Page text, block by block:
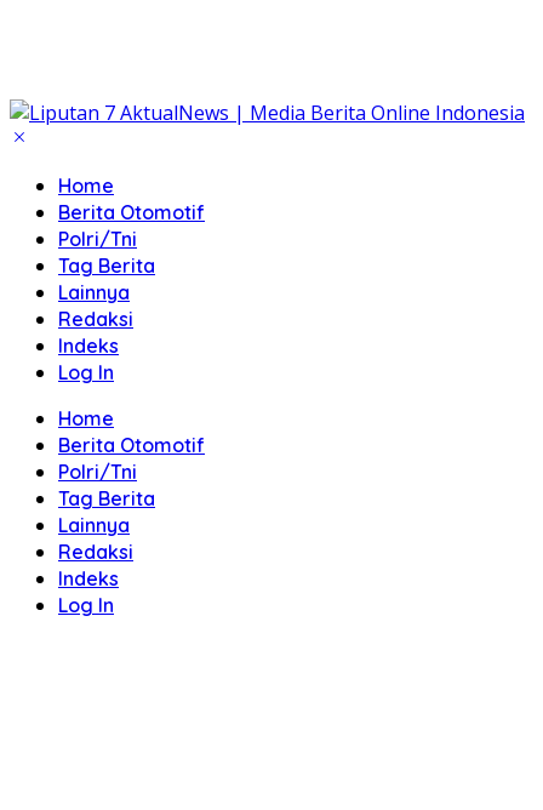
Home
Berita Otomotif
Polri/Tni
Tag Berita
Lainnya
Redaksi
Indeks
Log In
Home
Berita Otomotif
Polri/Tni
Tag Berita
Lainnya
Redaksi
Indeks
Log In